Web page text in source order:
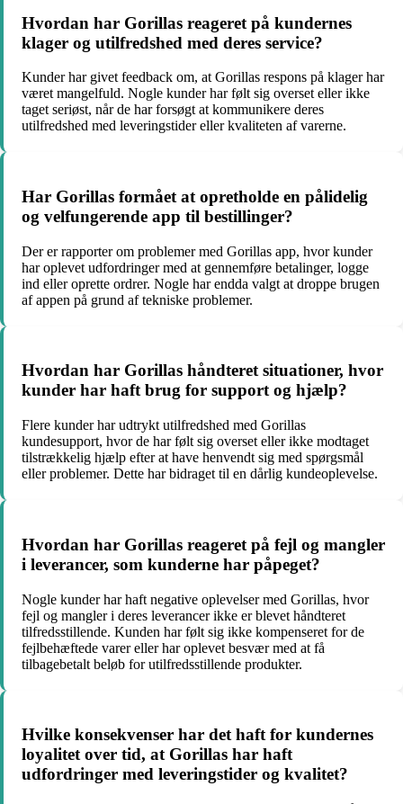
Hvordan har Gorillas reageret på kundernes
klager og utilfredshed med deres service?
Kunder har givet feedback om, at Gorillas respons på klager har
været mangelfuld. Nogle kunder har følt sig overset eller ikke
taget seriøst, når de har forsøgt at kommunikere deres
utilfredshed med leveringstider eller kvaliteten af varerne.
Har Gorillas formået at opretholde en pålidelig
og velfungerende app til bestillinger?
Der er rapporter om problemer med Gorillas app, hvor kunder
har oplevet udfordringer med at gennemføre betalinger, logge
ind eller oprette ordrer. Nogle har endda valgt at droppe brugen
af appen på grund af tekniske problemer.
Hvordan har Gorillas håndteret situationer, hvor
kunder har haft brug for support og hjælp?
Flere kunder har udtrykt utilfredshed med Gorillas
kundesupport, hvor de har følt sig overset eller ikke modtaget
tilstrækkelig hjælp efter at have henvendt sig med spørgsmål
eller problemer. Dette har bidraget til en dårlig kundeoplevelse.
Hvordan har Gorillas reageret på fejl og mangler
i leverancer, som kunderne har påpeget?
Nogle kunder har haft negative oplevelser med Gorillas, hvor
fejl og mangler i deres leverancer ikke er blevet håndteret
tilfredsstillende. Kunden har følt sig ikke kompenseret for de
fejlbehæftede varer eller har oplevet besvær med at få
tilbagebetalt beløb for utilfredsstillende produkter.
Hvilke konsekvenser har det haft for kundernes
loyalitet over tid, at Gorillas har haft
udfordringer med leveringstider og kvalitet?